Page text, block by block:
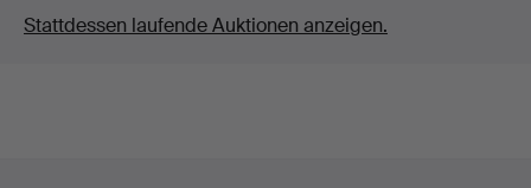
Stattdessen laufende Auktionen anzeigen.